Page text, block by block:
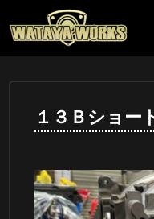
１３Ｂショー